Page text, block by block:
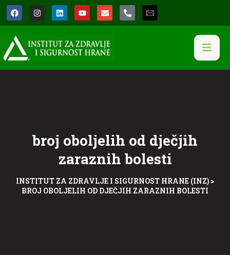
broj oboljelih od dječjih
zaraznih bolesti
INSTITUT ZA ZDRAVLJE I SIGURNOST HRANE (INZ)>
BROJ OBOLJELIH OD DJEČJIH ZARAZNIH BOLESTI